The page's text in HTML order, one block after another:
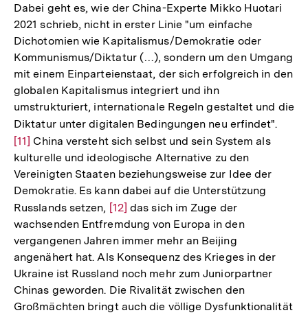
Dabei geht es, wie der China-Experte Mikko Huotari
2021 schrieb, nicht in erster Linie "um einfache
Dichotomien wie Kapitalismus/Demokratie oder
Kommunismus/Diktatur (…), sondern um den Umgang
mit einem Einparteienstaat, der sich erfolgreich in den
globalen Kapitalismus integriert und ihn
umstrukturiert, internationale Regeln gestaltet und die
Diktatur unter digitalen Bedingungen neu erfindet".
[11] China versteht sich selbst und sein System als
kulturelle und ideologische Alternative zu den
Vereinigten Staaten beziehungsweise zur Idee der
Demokratie. Es kann dabei auf die Unterstützung
Russlands setzen, Zur
Auflösung
der
Fußnote
[12] das sich im Zuge der
wachsenden Entfremdung von Europa in den
vergangenen Jahren immer mehr an Beijing
angenähert hat. Als Konsequenz des Krieges in der
Ukraine ist Russland noch mehr zum Juniorpartner
Chinas geworden. Die Rivalität zwischen den
Großmächten bringt auch die völlige Dysfunktionalität